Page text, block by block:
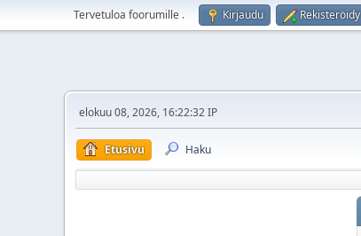
Tervetuloa foorumille . Kirjaudu Rekisteröidy
elokuu 08, 2026, 16:22:32 IP
Etusivu Haku